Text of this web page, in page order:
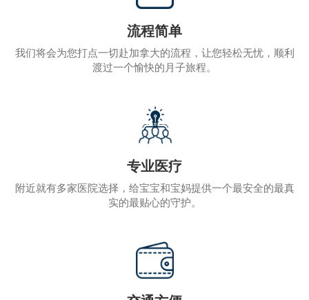
流程简单
我们将会为您打点一切赴加拿大的流程，让您轻松无忧，顺利
渡过一个愉快的月子旅程。
专业医疗
附近就有多家医院选择，给宝宝和宝妈提供一个最安全的最真
实的最贴心的守护。